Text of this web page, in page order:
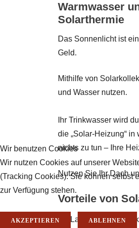
Warmwasser
Solarthermie
Das Sonnenlicht ist
Geld.
Mithilfe von
und Wasser nutzen.
Ihr Trinkwasser wird
die „Solar-Heizung“
nichts zu tun – Ihre
Nutzen Sie Ihr Dach
Vorteile von
Langlebige Technik
Wir benutzen Cookies
Wir nutzen Cookies auf unserer
(Tracking Cookies). Sie können selbst
zur Verfügung stehen.
AKZEPTIEREN ABLEHNEN